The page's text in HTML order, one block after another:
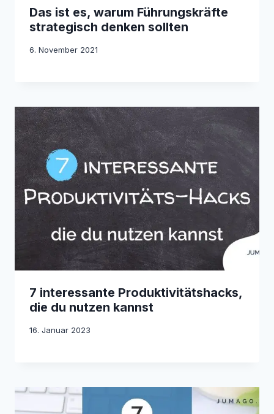
Das ist es, warum Führungskräfte
strategisch denken sollten
6. November 2021
7 interessante Produktivitätshacks,
die du nutzen kannst
16. Januar 2023